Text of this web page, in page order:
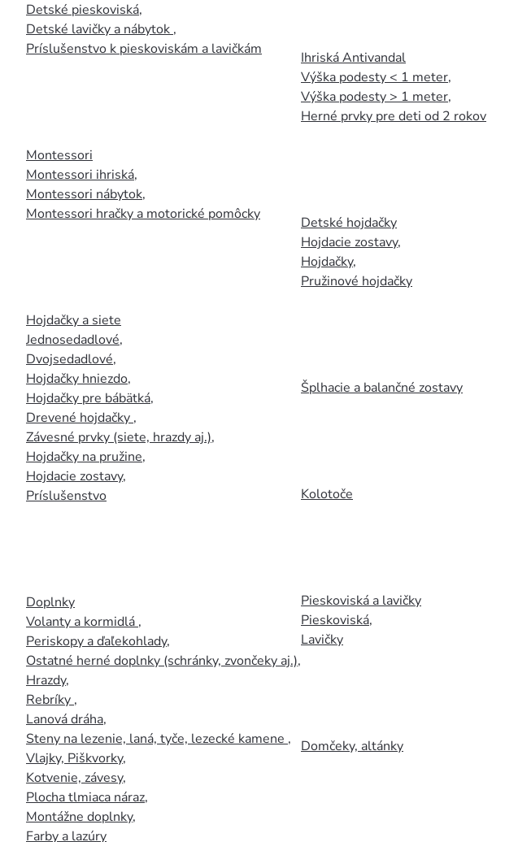
Detské pieskoviská,
Detské lavičky a nábytok ,
Príslušenstvo k pieskoviskám a lavičkám
Montessori
Montessori ihriská,
Montessori nábytok,
Montessori hračky a motorické pomôcky
Hojdačky a siete
Jednosedadlové,
Dvojsedadlové,
Hojdačky hniezdo,
Hojdačky pre bábätká,
Drevené hojdačky ,
Závesné prvky (siete, hrazdy aj.),
Hojdačky na pružine,
Hojdacie zostavy,
Príslušenstvo
Doplnky
Volanty a kormidlá ,
Periskopy a ďaľekohlady,
Ostatné herné doplnky (schránky, zvončeky aj.),
Hrazdy,
Rebríky ,
Lanová dráha,
Steny na lezenie, laná, tyče, lezecké kamene ,
Vlajky, Piškvorky,
Kotvenie, závesy,
Plocha tlmiaca náraz,
Montážne doplnky,
Farby a lazúry
Ihriská Antivandal
Výška podesty < 1 meter,
Výška podesty > 1 meter,
Herné prvky pre deti od 2 rokov
Detské hojdačky
Hojdacie zostavy,
Hojdačky,
Pružinové hojdačky
Šplhacie a balančné zostavy
Kolotoče
Pieskoviská a lavičky
Pieskoviská,
Lavičky
Domčeky, altánky